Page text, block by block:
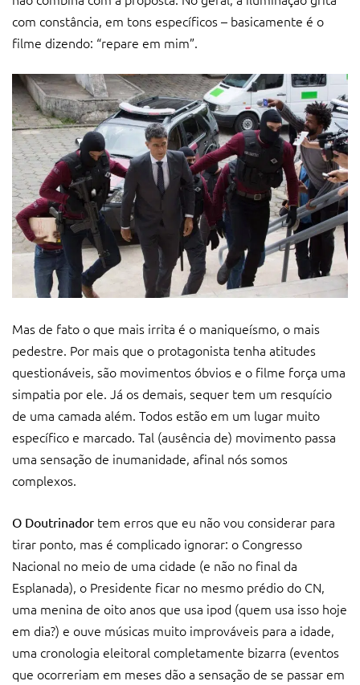
com constância, em tons específicos – basicamente é o
filme dizendo: “repare em mim”.
Mas de fato o que mais irrita é o maniqueísmo, o mais
pedestre. Por mais que o protagonista tenha atitudes
questionáveis, são movimentos óbvios e o filme força uma
simpatia por ele. Já os demais, sequer tem um resquício
de uma camada além. Todos estão em um lugar muito
específico e marcado. Tal (ausência de) movimento passa
uma sensação de inumanidade, afinal nós somos
complexos.
O Doutrinador tem erros que eu não vou considerar para
tirar ponto, mas é complicado ignorar: o Congresso
Nacional no meio de uma cidade (e não no final da
Esplanada), o Presidente ficar no mesmo prédio do CN,
uma menina de oito anos que usa ipod (quem usa isso hoje
em dia?) e ouve músicas muito improváveis para a idade,
uma cronologia eleitoral completamente bizarra (eventos
que ocorreriam em meses dão a sensação de se passar em